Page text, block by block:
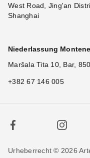
West Road, Jing'an
Shanghai
Niederlassung
Maršala Tita 10, Bar,
+382 67 146 005
Urheberrecht © 2026